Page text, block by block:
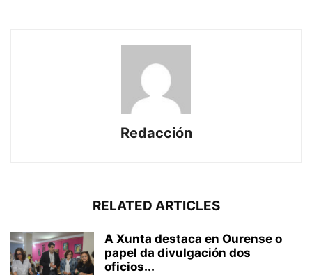
Redacción
RELATED ARTICLES
A Xunta destaca en Ourense o
papel da divulgación dos
oficios...